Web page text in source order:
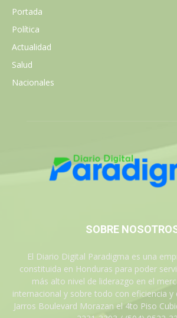
Portada
Política
Actualidad
Salud
Nacionales
SOBRE
El Diario Digital Paradigma es una
constituida en Honduras para poder
más alto nivel de liderazgo en el
internacional y sobre todo con eficiencia y
Jarros Boulevard Morazan el 4to Piso